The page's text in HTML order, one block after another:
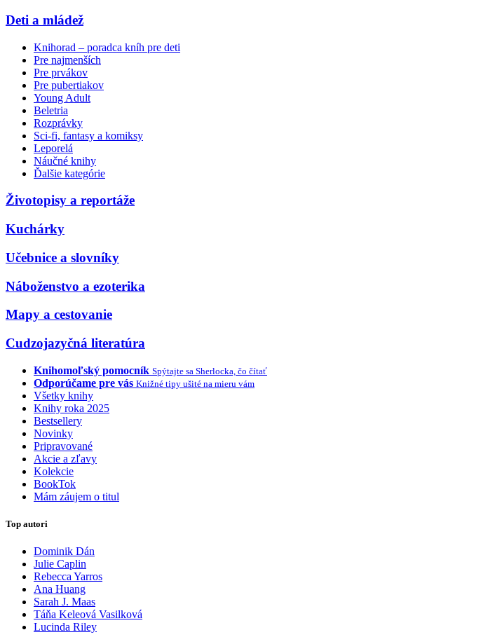
Deti a mládež
Knihorad – poradca kníh pre deti
Pre najmenších
Pre prvákov
Pre pubertiakov
Young Adult
Beletria
Rozprávky
Sci-fi, fantasy a komiksy
Leporelá
Náučné knihy
Ďalšie kategórie
Životopisy a reportáže
Kuchárky
Učebnice a slovníky
Náboženstvo a ezoterika
Mapy a cestovanie
Cudzojazyčná literatúra
Knihomoľský pomocník Spýtajte sa Sherlocka, čo čítať
Odporúčame pre vás Knižné tipy ušité na mieru vám
Všetky knihy
Knihy roka 2025
Bestsellery
Novinky
Pripravované
Akcie a zľavy
Kolekcie
BookTok
Mám záujem o titul
Top autori
Dominik Dán
Julie Caplin
Rebecca Yarros
Ana Huang
Sarah J. Maas
Táňa Keleová Vasilková
Lucinda Riley